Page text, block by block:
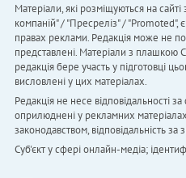
Матеріали, які розміщуються на
компаній" / "Пресреліз" / "Promoted",
правах реклами. Редакція може не
представлені. Матеріали з
редакція бере участь у підготовці
висловлені у цих матеріалах.
Редакція не несе відповідальності
оприлюднені у рекламних
законодавством, відповідальність
Cуб'єкт у сфері онлайн-медіа;